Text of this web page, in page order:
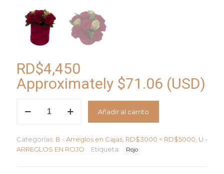
RD$4,450
Approximately $71.06 (USD)
Intenso
Añadir al carrito
Categorías: B - Arreglos en Cajas RD$3000 < RD$5000 U -
ARREGLOS EN ROJO
Etiqueta: Rojo